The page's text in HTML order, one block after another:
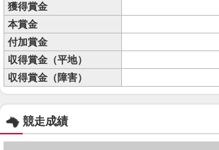
獲得賞金
本賞金
付加賞金
収得賞金（平地）
収得賞金（障害）
競走成績